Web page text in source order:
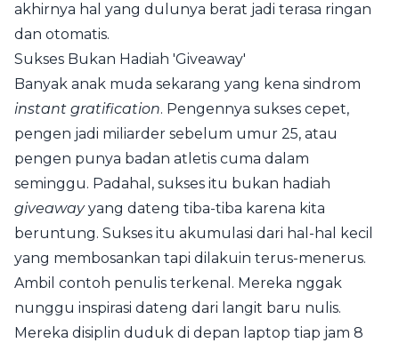
akhirnya hal yang dulunya berat jadi terasa ringan
dan otomatis.
Sukses Bukan Hadiah 'Giveaway'
Banyak anak muda sekarang yang kena sindrom
instant gratification. Pengennya sukses cepet,
pengen jadi miliarder sebelum umur 25, atau
pengen punya badan atletis cuma dalam
seminggu. Padahal, sukses itu bukan hadiah
giveawayyang dateng tiba-tiba karena kita
beruntung. Sukses itu akumulasi dari hal-hal kecil
yang membosankan tapi dilakuin terus-menerus.
Ambil contoh penulis terkenal. Mereka nggak
nunggu inspirasi dateng dari langit baru nulis.
Mereka disiplin duduk di depan laptop tiap jam 8